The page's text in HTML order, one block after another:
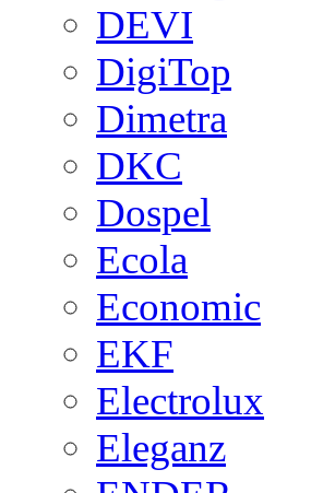
DEVI
DigiTop
Dimetra
DKC
Dospel
Ecola
Economic
EKF
Electrolux
Eleganz